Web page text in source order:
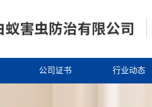
公司证书 行业动态